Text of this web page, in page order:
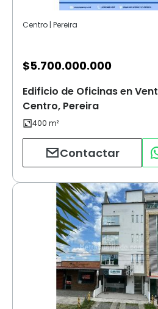
Centro | Pereira
$5.700.000.000
Edificio de Oficinas en
Centro, Pereira
Contactar